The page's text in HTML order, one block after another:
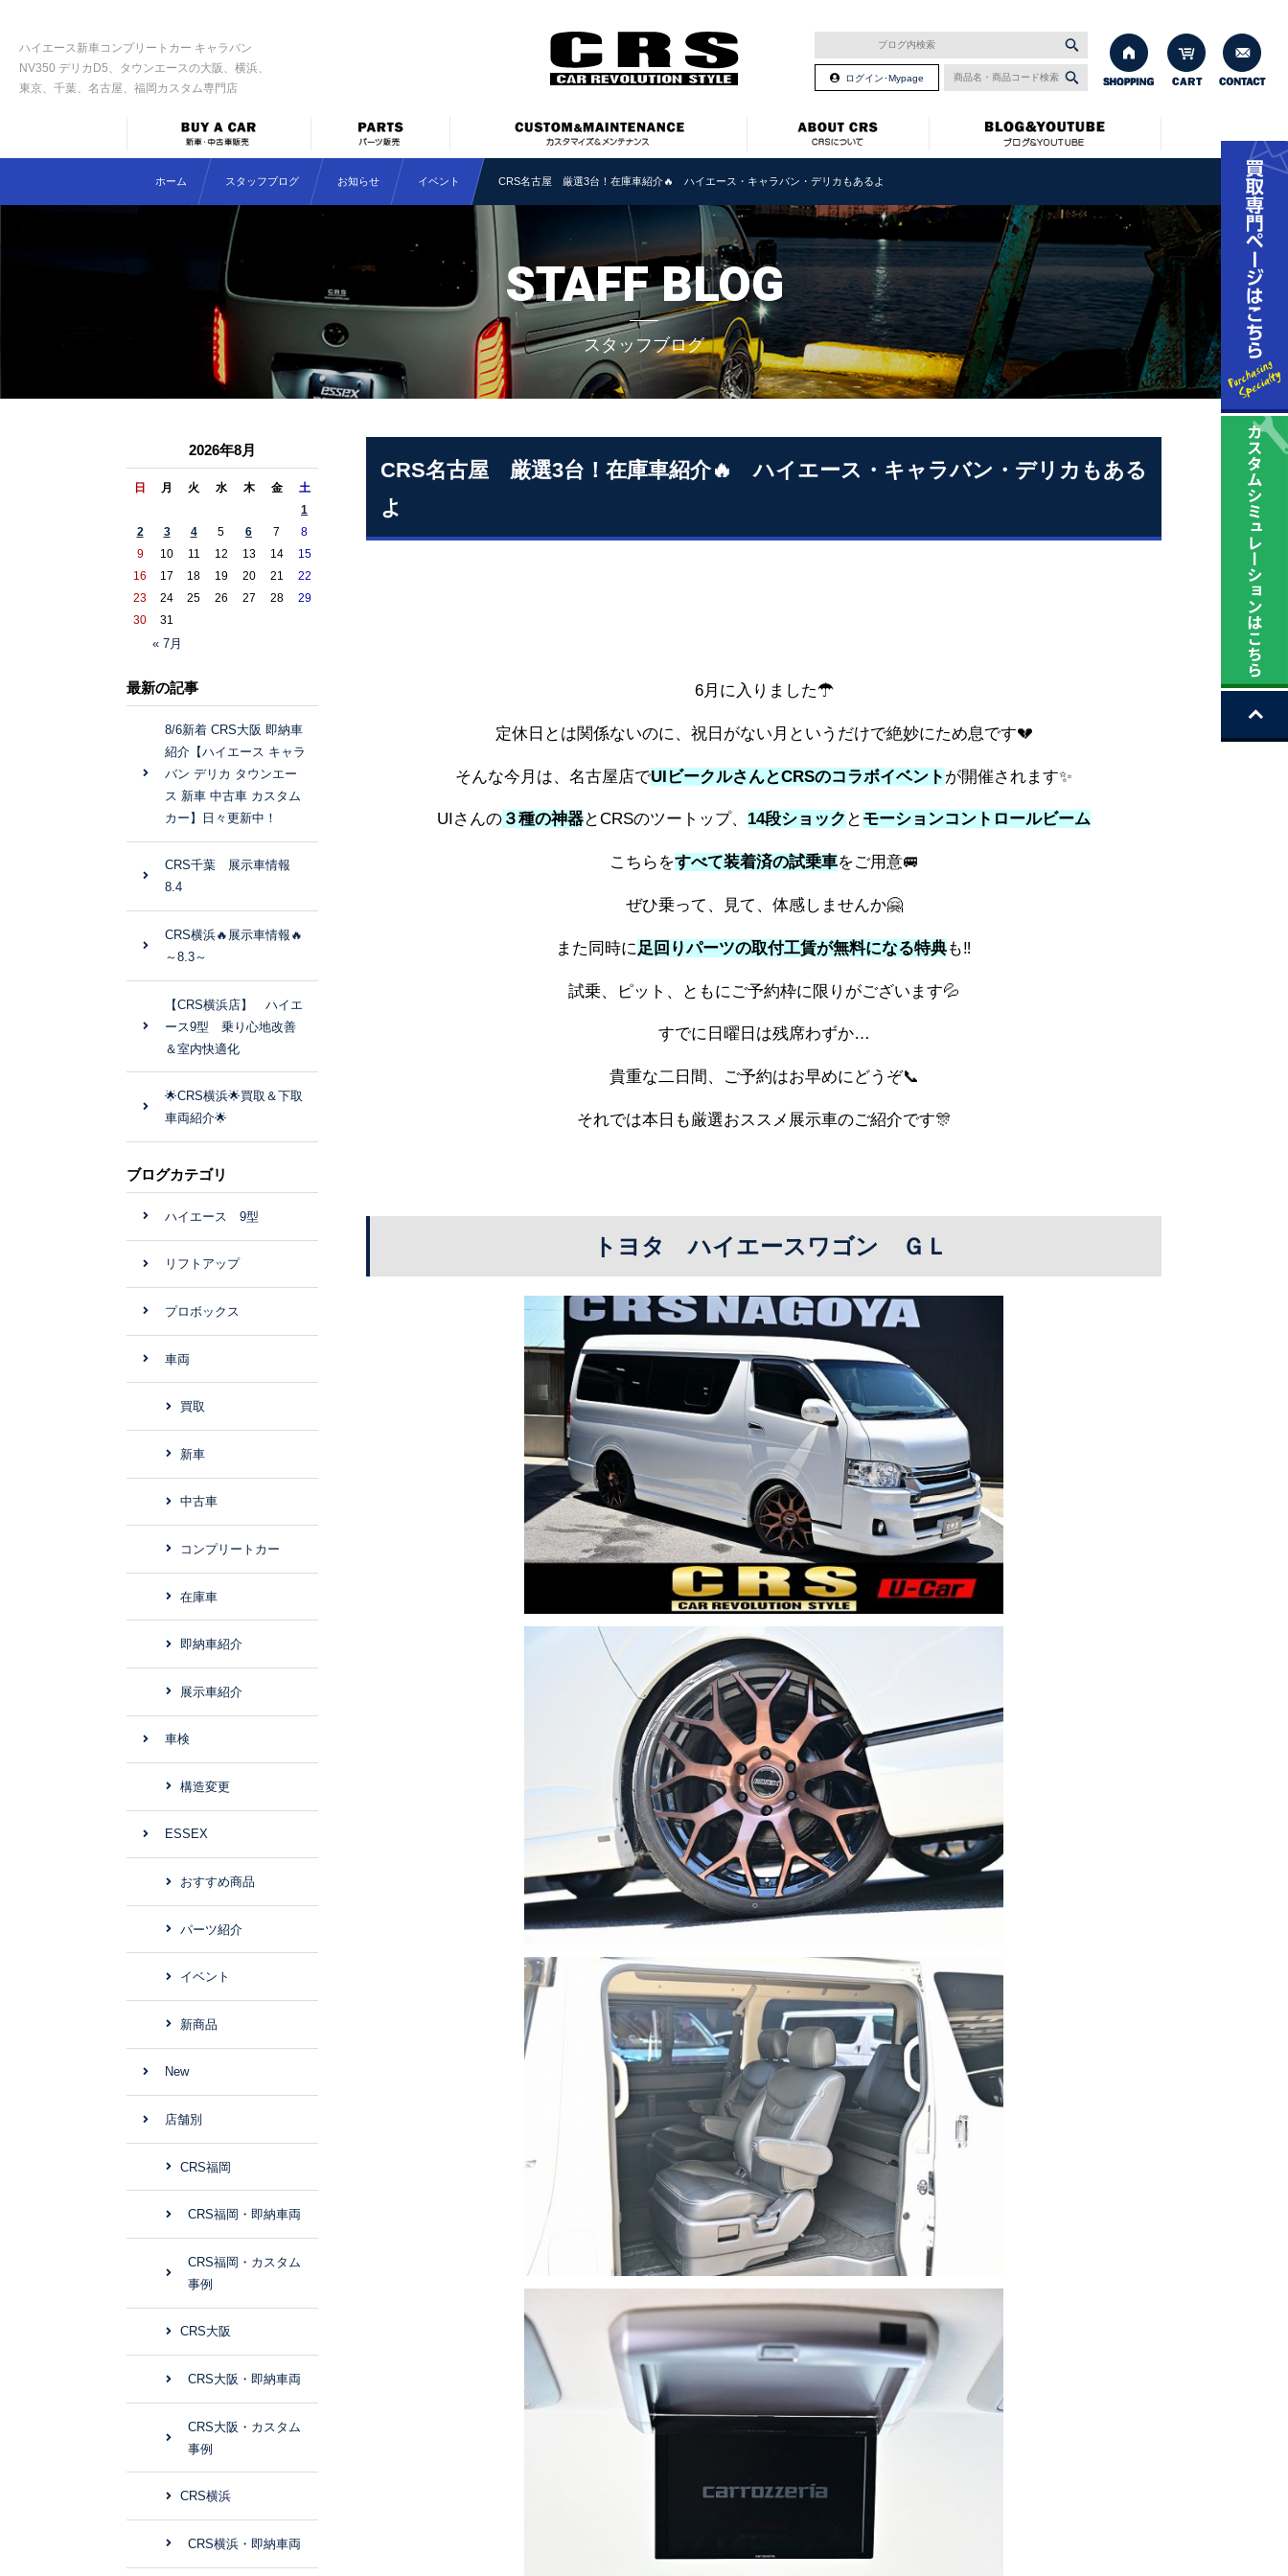
ハイエース新車コンプリートカー キャラバン
NV350 デリカD5、タウンエースの大阪、横浜、
東京、千葉、名古屋、福岡カスタム専門店
ログイン･Mypage
ホーム スタッフブログ お知らせ イベント CRS名古屋 厳選3台！在庫車紹介🔥 ハイエース・キャラバン・デリカもあるよ
STAFF BLOG
スタッフブログ
CRS名古屋 厳選3台！在庫車紹介🔥 ハイエース・キャラバン・デリカもある
よ
6月に入りました☂
定休日とは関係ないのに、祝日がない月というだけで絶妙にため息です💔
そんな今月は、名古屋店でUIビークルさんとCRSのコラボイベント が開催されます✨
UIさんの ３種の神器とCRSのツートップ、 14段ショック と モーションコントロールビーム
こちらをすべて装着済の試乗車をご用意🚐
ぜひ乗って、見て、体感しませんか🤗
また同時に 足回りパーツの取付工賃が無料になる特典も‼
試乗、ピット、ともにご予約枠に限りがございます💦
すでに日曜日は残席わずか…
貴重な二日間、ご予約はお早めにどうぞ📞
それでは本日も厳選おススメ展示車のご紹介です🎊
トヨタ ハイエースワゴン ＧＬ
2026年8月
日 月 火 水 木 金 土
« 7月
1
2
3 4 5 6 7
8
9
10 11 12 13 14
15
16
17 18 19 20 21
22
23
24 25 26 27 28
29
30
31
最新の記事
8/6新着 CRS大阪 即納車
紹介【ハイエース キャラ
バン デリカ タウンエー
ス 新車 中古車 カスタム
カー】日々更新中！
CRS千葉 展示車情報
8.4
CRS横浜🔥展示車情報🔥
～8.3～
【CRS横浜店】 ハイエ
ース9型 乗り心地改善
＆室内快適化
🌟CRS横浜🌟買取＆下取
車両紹介🌟
ブログカテゴリ
ハイエース 9型
リフトアップ
プロボックス
車両
買取
新車
中古車
コンプリートカー
在庫車
即納車紹介
展示車紹介
車検
構造変更
ESSEX
おすすめ商品
パーツ紹介
イベント
新商品
New
店舗別
CRS福岡
CRS福岡・即納車両
CRS福岡・カスタム
事例
CRS大阪
CRS大阪・即納車両
CRS大阪・カスタム
事例
CRS横浜
CRS横浜・即納車両